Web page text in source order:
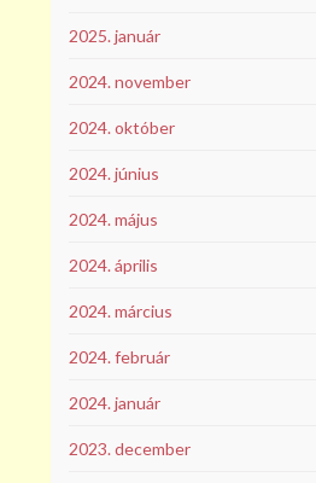
2025. január
2024. november
2024. október
2024. június
2024. május
2024. április
2024. március
2024. február
2024. január
2023. december